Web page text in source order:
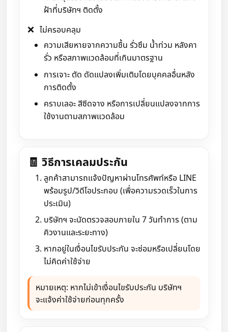
ฝ้าที่บริษัทฯ ติดตั้ง
❌ ไม่ครอบคลุม
ความเสียหายจากความชื้น รั่วซึม น้ำท่วม หลังคา
รั่ว หรือสภาพแวดล้อมที่เกินมาตรฐาน
การเจาะ ตัด ดัดแปลงเพิ่มเติมโดยบุคคลอื่นหลัง
การติดตั้ง
คราบเลอะ สีซีดจาง หรือการเปลี่ยนแปลงจากการ
ใช้งานตามสภาพแวดล้อม
🧾 วิธีการเคลมประกัน
ลูกค้าสามารถแจ้งปัญหาผ่านโทรศัพท์หรือ LINE
พร้อมรูป/วิดีโอประกอบ (เพื่อความรวดเร็วในการ
ประเมิน)
บริษัทฯ จะนัดตรวจสอบภายใน 7 วันทำการ (ตาม
คิวงานและระยะทาง)
หากอยู่ในเงื่อนไขรับประกัน จะซ่อมหรือเปลี่ยนโดย
ไม่คิดค่าใช้จ่าย
หมายเหตุ: หากไม่เข้าเงื่อนไขรับประกัน บริษัทฯ
จะแจ้งค่าใช้จ่ายก่อนทุกครั้ง